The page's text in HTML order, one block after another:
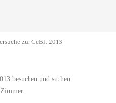
zur CeBit 2013
besuchen und suchen